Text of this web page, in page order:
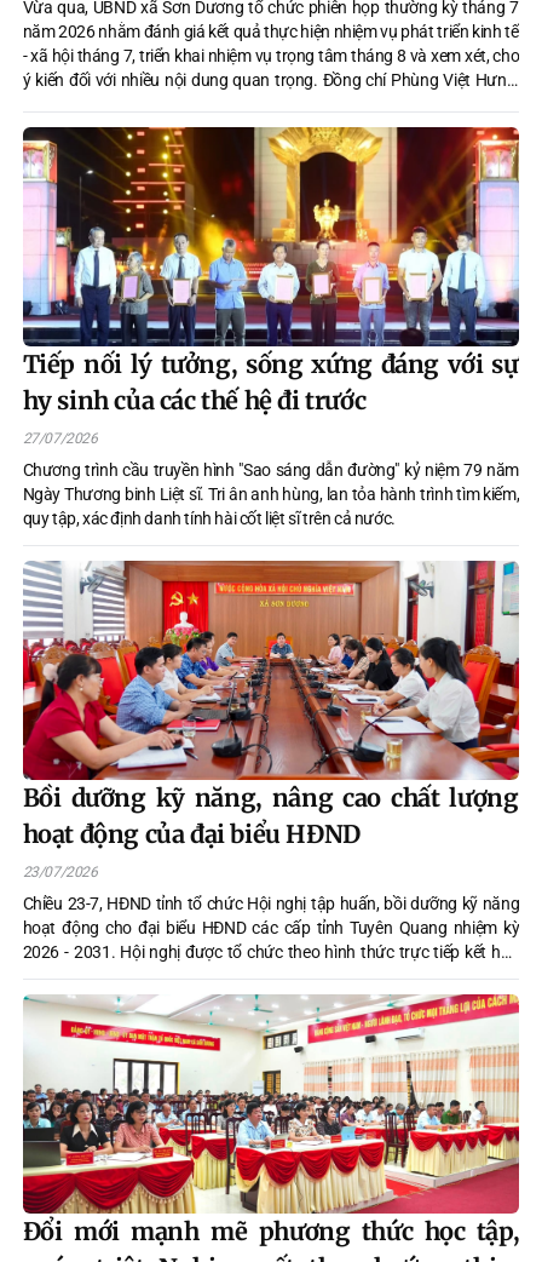
Vừa qua, UBND xã Sơn Dương tổ chức phiên họp thường kỳ tháng 7
năm 2026 nhằm đánh giá kết quả thực hiện nhiệm vụ phát triển kinh tế
- xã hội tháng 7, triển khai nhiệm vụ trọng tâm tháng 8 và xem xét, cho
ý kiến đối với nhiều nội dung quan trọng. Đồng chí Phùng Việt Hưng,
Tiếp nối lý tưởng, sống xứng đáng với sự
hy sinh của các thế hệ đi trước
27/07/2026
Chương trình cầu truyền hình "Sao sáng dẫn đường" kỷ niệm 79 năm
Ngày Thương binh Liệt sĩ. Tri ân anh hùng, lan tỏa hành trình tìm kiếm,
quy tập, xác định danh tính hài cốt liệt sĩ trên cả nước.
Bồi dưỡng kỹ năng, nâng cao chất lượng
hoạt động của đại biểu HĐND
23/07/2026
Chiều 23-7, HĐND tỉnh tổ chức Hội nghị tập huấn, bồi dưỡng kỹ năng
hoạt động cho đại biểu HĐND các cấp tỉnh Tuyên Quang nhiệm kỳ
2026 - 2031. Hội nghị được tổ chức theo hình thức trực tiếp kết hợp
trực tuyến, kết nối đến 119 điểm cầu các xã, phường trên địa bàn tỉnh.
Dự tại điểm cầu xã Sơn Dương có các đồng chí đại biểu HĐND xã nhiệm
kỳ 2026-2031
Đổi mới mạnh mẽ phương thức học tập,